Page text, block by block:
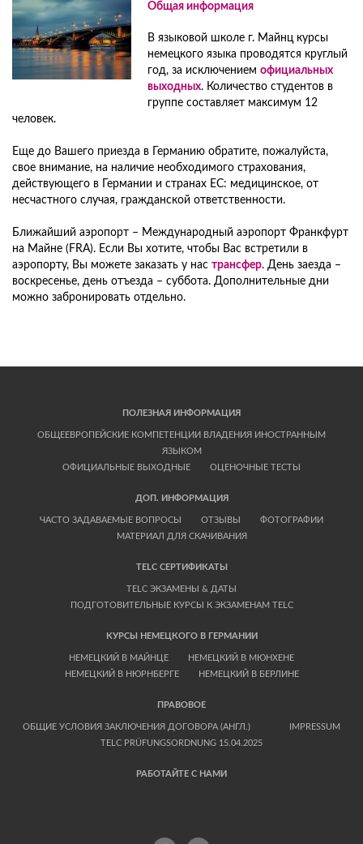
Общая информация
В языковой школе г. Майнц курсы
немецкого языка проводятся круглый
год, за исключениемофициальных
выходных. Количество студентов в
группе составляет максимум 12
человек.
Еще до Вашего приезда в Германию обратите, пожалуйста,
свое внимание, на наличие необходимого страхования,
действующего в Германии и странах ЕС: медицинское, от
несчастного случая, гражданской ответственности.
Ближайший аэропорт – Международный аэропорт Франкфурт
на Майне (FRA). Если Вы хотите, чтобы Вас встретили в
аэропорту, Вы можете заказать у нас трансфер. День заезда –
воскресенье, день отъезда – суббота. Дополнительные дни
можно забронировать отдельно.
ПОЛЕЗНАЯ ИНФОРМАЦИЯ
ОБЩЕЕВРОПЕЙСКИЕ КОМПЕТЕНЦИИ ВЛАДЕНИЯ ИНОСТРАННЫМ
ЯЗЫКОМ
ОФИЦИАЛЬНЫЕ ВЫХОДНЫЕ
ОЦЕНОЧНЫЕ ТЕСТЫ
ДОП. ИНФОРМАЦИЯ
ЧАСТО ЗАДАВАЕМЫЕ ВОПРОСЫ ОТЗЫВЫ
ФОТОГРАФИИ
МАТЕРИАЛ ДЛЯ СКАЧИВАНИЯ
TELC СЕРТИФИКАТЫ
TELC ЭКЗАМЕНЫ & ДАТЫ
ПОДГОТОВИТЕЛЬНЫЕ КУРСЫ К ЭКЗАМЕНАМ TELC
КУРСЫ НЕМЕЦКОГО В ГЕРМАНИИ
НЕМЕЦКИЙ В МАЙНЦЕ
НЕМЕЦКИЙ В МЮНХЕНЕ
НЕМЕЦКИЙ В НЮРНБЕРГЕ
НЕМЕЦКИЙ В БЕРЛИНЕ
ПРАВОВОЕ
ОБЩИЕ УСЛОВИЯ ЗАКЛЮЧЕНИЯ ДОГОВОРА (АНГЛ.)
IMPRESSUM
TELC PRÜFUNGSORDNUNG 15.04.2025
РАБОТАЙТЕ С НАМИ